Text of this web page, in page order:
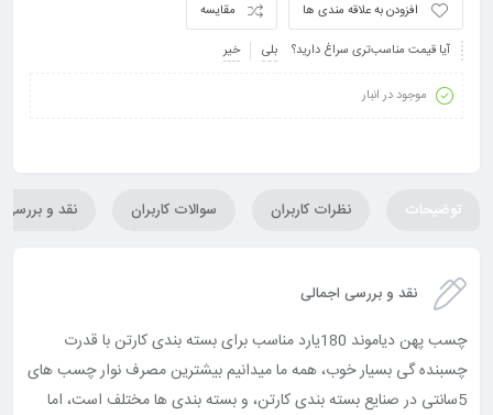
مقایسه
افزودن به علاقه مندی ها
آیا قیمت مناسب‌تری سراغ دارید؟
بلی خیر
موجود در انبار
توضیحات نظرات کاربران سوالات کاربران نقد و بررسی
نقد و بررسی اجمالی
چسب پهن دیاموند 180یارد مناسب برای بسته بندی کارتن با قدرت
چسبنده گی بسیار خوب، همه ما میدانیم بیشترین مصرف نوار چسب های
5سانتی در صنایع بسته بندی کارتن، و بسته بندی ها مختلف است، اما